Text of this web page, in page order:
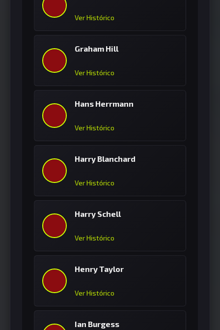
Ver Histórico
Graham Hill
Ver Histórico
Hans Herrmann
Ver Histórico
Harry Blanchard
Ver Histórico
Harry Schell
Ver Histórico
Henry Taylor
Ver Histórico
Ian Burgess